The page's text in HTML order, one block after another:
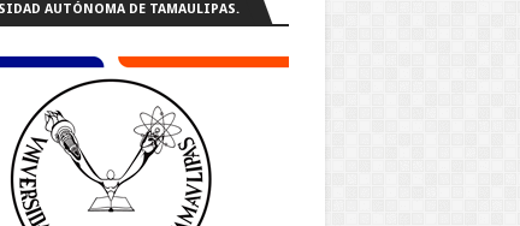
AUTÓNOMA DE TAMAULIPAS.